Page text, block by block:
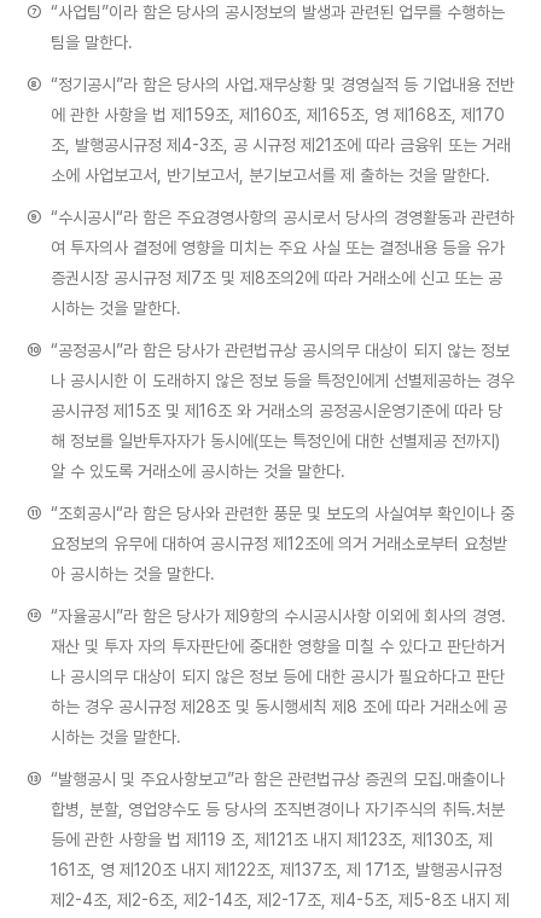
⑦ “사업팀”이라 함은 당사의 공시정보의 발생과 관련된 업무를 수행하는
팀을 말한다.
⑧ “정기공시”라 함은 당사의 사업․재무상황 및 경영실적 등 기업내용 전반
에 관한 사항을 법 제159조, 제160조, 제165조, 영 제168조, 제170
조, 발행공시규정 제4-3조, 공 시규정 제21조에 따라 금융위 또는 거래
소에 사업보고서, 반기보고서, 분기보고서를 제 출하는 것을 말한다.
⑨ “수시공시“라 함은 주요경영사항의 공시로서 당사의 경영활동과 관련하
여 투자의사 결정에 영향을 미치는 주요 사실 또는 결정내용 등을 유가
증권시장 공시규정 제7조 및 제8조의2에 따라 거래소에 신고 또는 공
시하는 것을 말한다.
⑩ “공정공시”라 함은 당사가 관련법규상 공시의무 대상이 되지 않는 정보
나 공시시한 이 도래하지 않은 정보 등을 특정인에게 선별제공하는 경우
공시규정 제15조 및 제16조 와 거래소의 공정공시운영기준에 따라 당
해 정보를 일반투자자가 동시에(또는 특정인에 대한 선별제공 전까지)
알 수 있도록 거래소에 공시하는 것을 말한다.
⑪ “조회공시“라 함은 당사와 관련한 풍문 및 보도의 사실여부 확인이나 중
요정보의 유무에 대하여 공시규정 제12조에 의거 거래소로부터 요청받
아 공시하는 것을 말한다.
⑫ “자율공시”라 함은 당사가 제9항의 수시공시사항 이외에 회사의 경영․
재산 및 투자 자의 투자판단에 중대한 영향을 미칠 수 있다고 판단하거
나 공시의무 대상이 되지 않은 정보 등에 대한 공시가 필요하다고 판단
하는 경우 공시규정 제28조 및 동시행세칙 제8 조에 따라 거래소에 공
시하는 것을 말한다.
⑬ “발행공시 및 주요사항보고”라 함은 관련법규상 증권의 모집․매출이나
합병, 분할, 영업양수도 등 당사의 조직변경이나 자기주식의 취득․처분
등에 관한 사항을 법 제119 조, 제121조 내지 제123조, 제130조, 제
161조, 영 제120조 내지 제122조, 제137조, 제 171조, 발행공시규정
제2-4조, 제2-6조, 제2-14조, 제2-17조, 제4-5조, 제5-8조 내지 제